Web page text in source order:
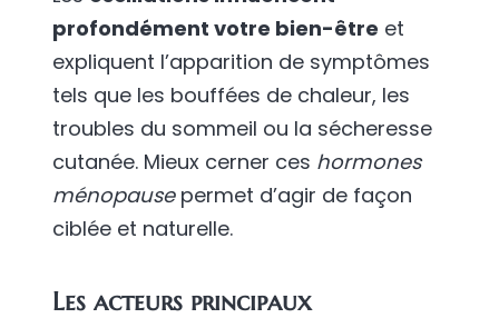
profondément votre bien-être et
expliquent l’apparition de symptômes
tels que les bouffées de chaleur, les
troubles du sommeil ou la sécheresse
cutanée. Mieux cerner ces hormones
ménopausepermet d’agir de façon
ciblée et naturelle.
Les acteurs principaux